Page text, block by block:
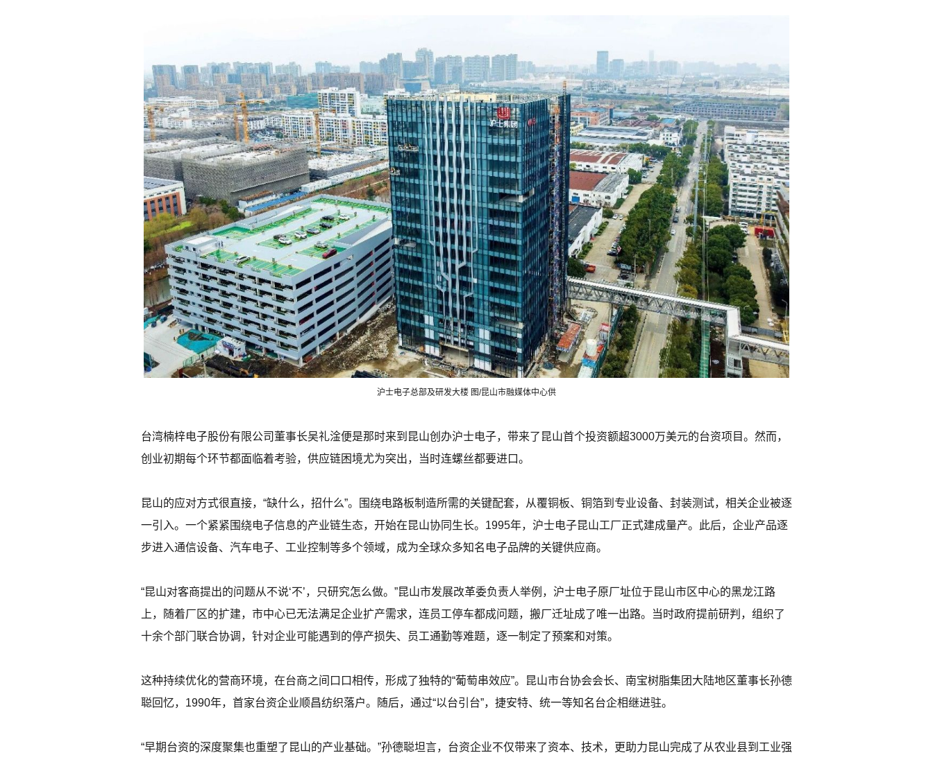
沪士电子总部及研发大楼 图/昆山市融媒体中心供
台湾楠梓电子股份有限公司董事长吴礼淦便是那时来到昆山创办沪士电子，带来了昆山首个投资额超3000万美元的台资项目。然而，
创业初期每个环节都面临着考验，供应链困境尤为突出，当时连螺丝都要进口。
昆山的应对方式很直接，“缺什么，招什么”。围绕电路板制造所需的关键配套，从覆铜板、铜箔到专业设备、封装测试，相关企业被逐
一引入。一个紧紧围绕电子信息的产业链生态，开始在昆山协同生长。1995年，沪士电子昆山工厂正式建成量产。此后，企业产品逐
步进入通信设备、汽车电子、工业控制等多个领域，成为全球众多知名电子品牌的关键供应商。
“昆山对客商提出的问题从不说‘不’，只研究怎么做。”昆山市发展改革委负责人举例，沪士电子原厂址位于昆山市区中心的黑龙江路
上，随着厂区的扩建，市中心已无法满足企业扩产需求，连员工停车都成问题，搬厂迁址成了唯一出路。当时政府提前研判，组织了
十余个部门联合协调，针对企业可能遇到的停产损失、员工通勤等难题，逐一制定了预案和对策。
这种持续优化的营商环境，在台商之间口口相传，形成了独特的“葡萄串效应”。昆山市台协会会长、南宝树脂集团大陆地区董事长孙德
聪回忆，1990年，首家台资企业顺昌纺织落户。随后，通过“以台引台”，捷安特、统一等知名台企相继进驻。
“早期台资的深度聚集也重塑了昆山的产业基础。”孙德聪坦言，台资企业不仅带来了资本、技术，更助力昆山完成了从农业县到工业强